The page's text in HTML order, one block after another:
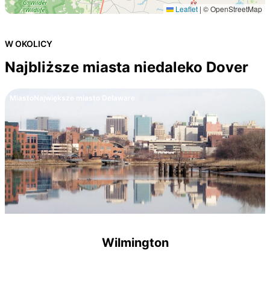
Leaflet | © OpenStreetMap
W OKOLICY
Najbliższe miasta niedaleko Dover
Miasto
Wilmington